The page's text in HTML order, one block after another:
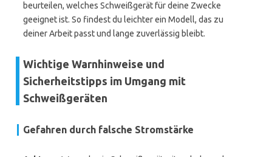
beurteilen, welches Schweißgerät für deine Zwecke
geeignet ist. So findest du leichter ein Modell, das zu
deiner Arbeit passt und lange zuverlässig bleibt.
Wichtige Warnhinweise und
Sicherheitstipps im Umgang mit
Schweißgeräten
Gefahren durch falsche Stromstärke